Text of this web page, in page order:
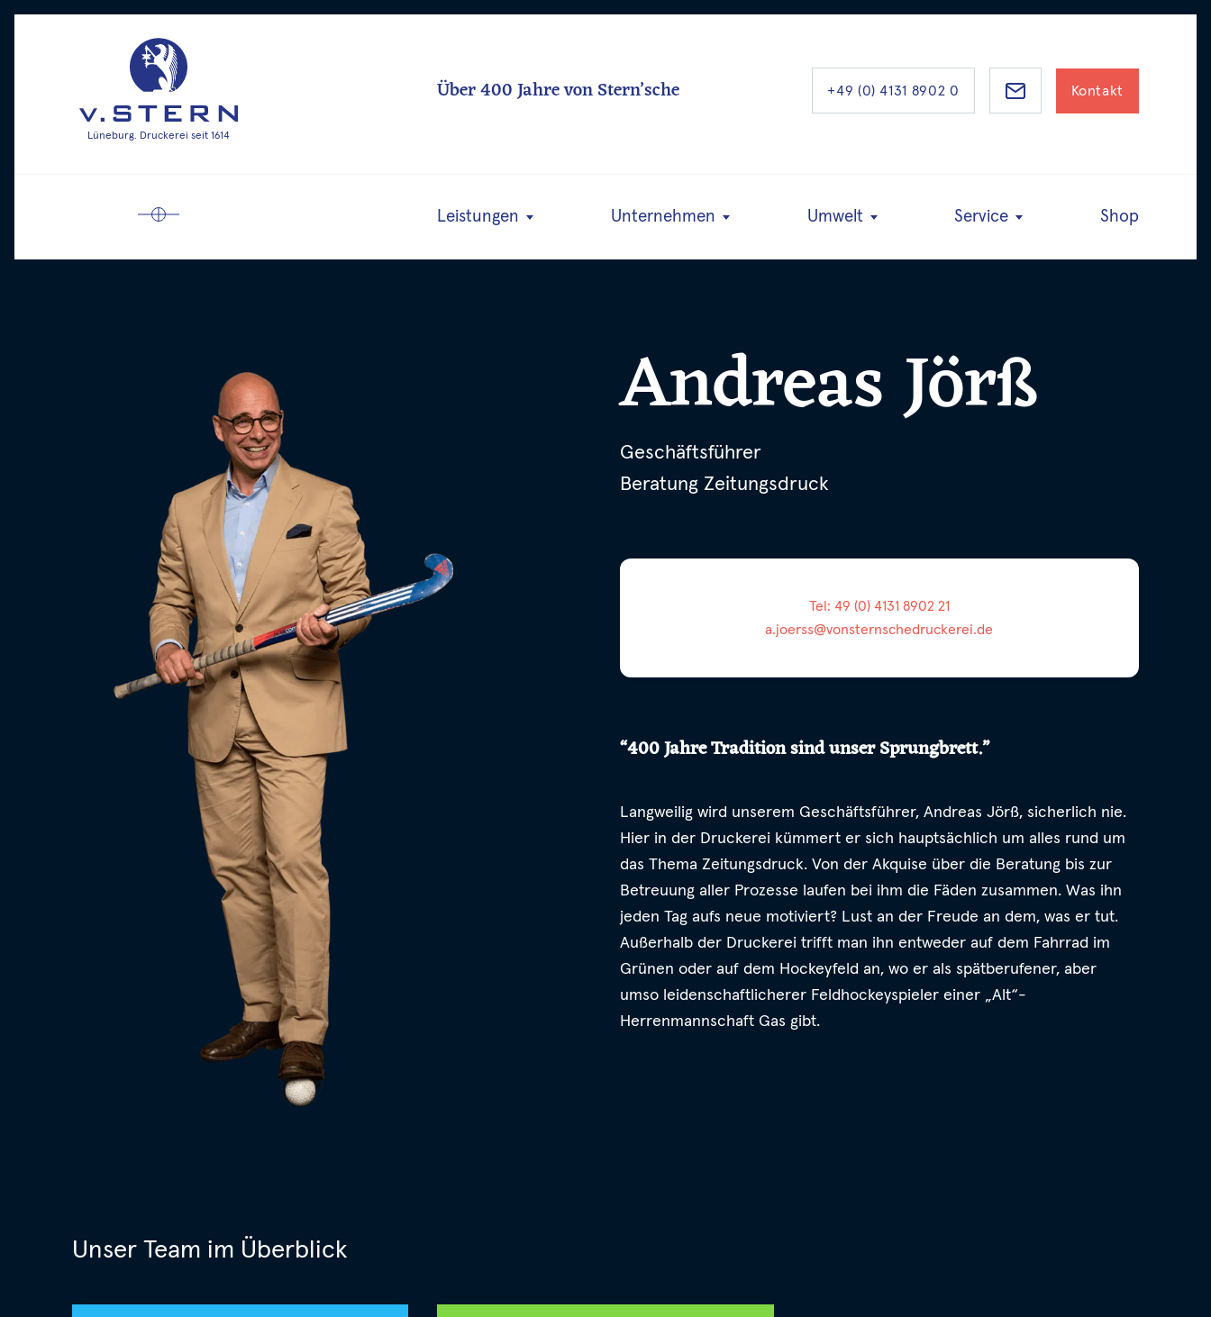
Lüneburg. Druckerei seit 1614
Über 400 Jahre von Stern’sche +49 (0) 4131 8902 0 Kontakt
Leistungen Unternehmen Umwelt Service Shop
Andreas Jörß
Geschäftsführer
Beratung Zeitungsdruck
Tel: 49 (0) 4131 8902 21
a.joerss@vonsternschedruckerei.de
400 Jahre Tradition sind unser Sprungbrett.
Langweilig wird unserem Geschäftsführer, Andreas Jörß, sicherlich nie.
Hier in der Druckerei kümmert er sich hauptsächlich um alles rund um
das Thema Zeitungsdruck. Von der Akquise über die Beratung bis zur
Betreuung aller Prozesse laufen bei ihm die Fäden zusammen. Was ihn
jeden Tag aufs neue motiviert? Lust an der Freude an dem, was er tut.
Außerhalb der Druckerei trifft man ihn entweder auf dem Fahrrad im
Grünen oder auf dem Hockeyfeld an, wo er als spätberufener, aber
umso leidenschaftlicherer Feldhockeyspieler einer „Alt“-
Herrenmannschaft Gas gibt.
Unser Team im Überblick